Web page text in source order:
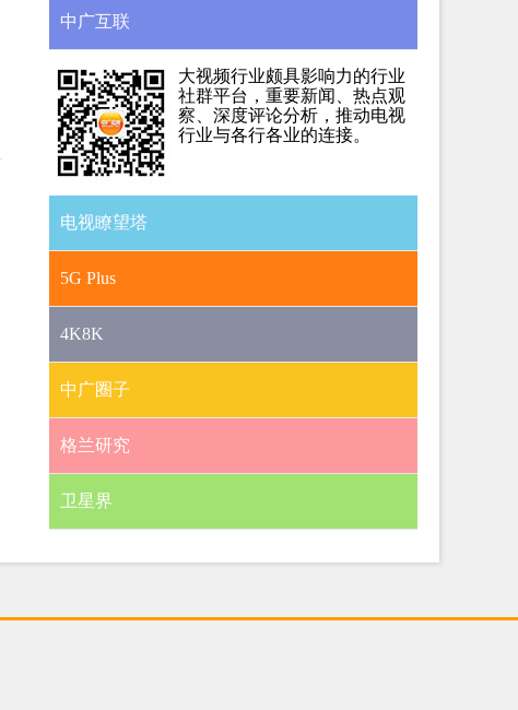
中广互联
大视频行业颇具影响力的行业
社群平台，重要新闻、热点观
察、深度评论分析，推动电视
行业与各行各业的连接。
电视瞭望塔
5G Plus
4K8K
中广圈子
格兰研究
卫星界